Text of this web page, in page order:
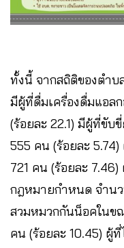
ทั้งนี้ จากสถิติของตำ
มีผู้ที่ดื่มเครื่องดื่มแอล
(ร้อยละ 22.1) มีผู้ที่ขั
555 คน (ร้อยละ
721 คน (ร้อยละ
กฎหมายกำหนด จำน
สวมหมวกกันน็อคในข
คน (ร้อยละ 10.45) ผู้